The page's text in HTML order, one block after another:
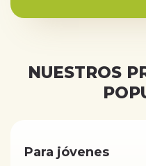
NUESTROS
Para jóvenes